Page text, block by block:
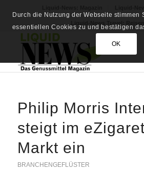
Philip Morris
steigt im
Markt ein
BRANCHENGEFLÜSTER
Durch die Nutzung der Webseite stimmen
essentiellen Cookies zu und bestätigen
OK